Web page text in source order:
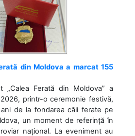
din Moldova a marcat 155
„Calea Ferată din Moldova” a
printr-o ceremonie festivă,
de la fondarea căii ferate pe
un moment de referință în
național. La eveniment au